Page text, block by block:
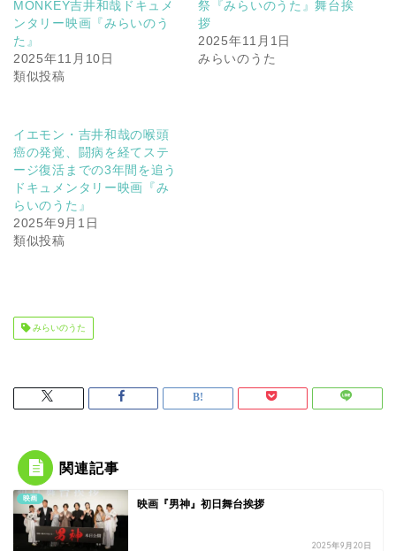
MONKEY吉井和哉ドキュメ
ンタリー映画『みらいのう
た』
2025年11月10日
類似投稿
祭『みらいのうた』舞台挨
拶
2025年11月1日
みらいのうた
イエモン・吉井和哉の喉頭
癌の発覚、闘病を経てステ
ージ復活までの3年間を追う
ドキュメンタリー映画『み
らいのうた』
2025年9月1日
類似投稿
みらいのうた
関連記事
映画 映画『男神』初日舞台挨拶
2025年9月20日